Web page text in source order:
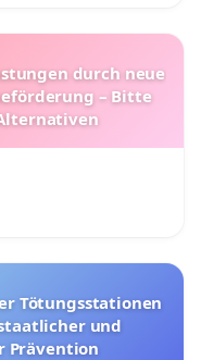
durch neue
– Bitte
und
Prävention